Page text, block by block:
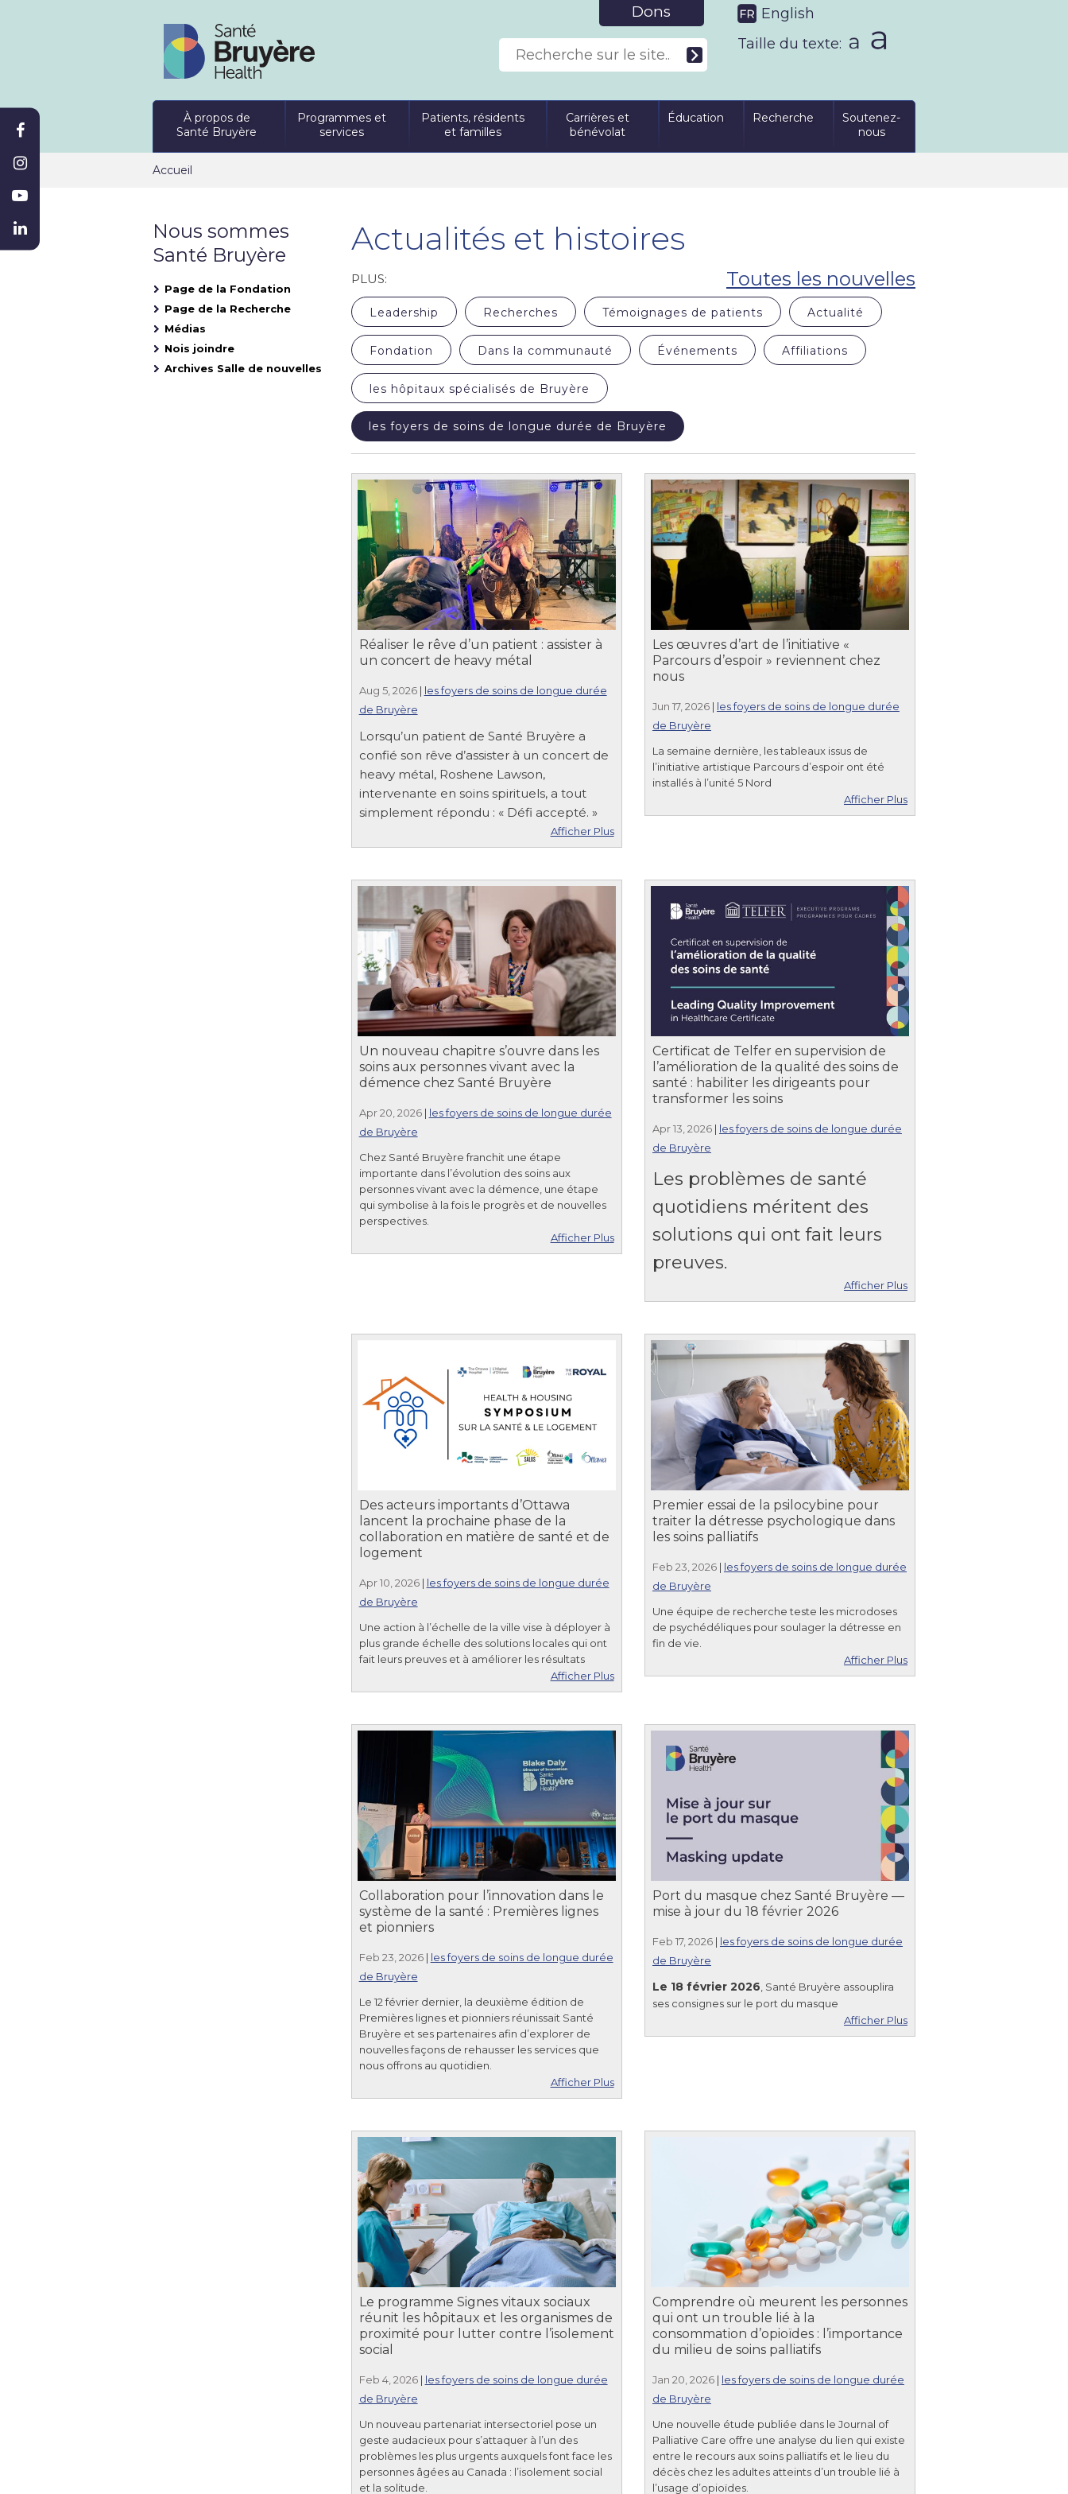
Dons
English
Taille du texte:
À propos de
Santé Bruyère
Programmes et
services
Patients, résidents
et familles
Carrières et
bénévolat
Éducation Recherche
Soutenez-
nous
Accueil
Nous sommes
Santé Bruyère
Page de la Fondation
Page de la Recherche
Médias
Nois joindre
Archives Salle de nouvelles
Actualités et histoires
Toutes les nouvelles
PLUS:
Leadership Recherches Témoignages de patients Actualité
Fondation Dans la communauté Événements Affiliations
les hôpitaux spécialisés de Bruyère
les foyers de soins de longue durée de Bruyère
Réaliser le rêve d’un patient : assister à
un concert de heavy métal
Aug 5, 2026| les foyers de soins de longue durée
de Bruyère
Lorsqu’un patient de Santé Bruyère a
confié son rêve d’assister à un concert de
heavy métal, Roshene Lawson,
intervenante en soins spirituels, a tout
simplement répondu : « Défi accepté. »
Afficher Plus
Les œuvres d’art de l’initiative «
Parcours d’espoir » reviennent chez
nous
Jun 17, 2026| les foyers de soins de longue durée
de Bruyère
La semaine dernière, les tableaux issus de
l’initiative artistique Parcours d’espoir ont été
installés à l’unité 5 Nord
Afficher Plus
Un nouveau chapitre s’ouvre dans les
soins aux personnes vivant avec la
démence chez Santé Bruyère
Apr 20, 2026| les foyers de soins de longue durée
de Bruyère
Chez Santé Bruyère franchit une étape
importante dans l’évolution des soins aux
personnes vivant avec la démence, une étape
qui symbolise à la fois le progrès et de nouvelles
perspectives.
Afficher Plus
Certificat de Telfer en supervision de
l’amélioration de la qualité des soins de
santé : habiliter les dirigeants pour
transformer les soins
Apr 13, 2026| les foyers de soins de longue durée
de Bruyère
Les problèmes de santé
quotidiens méritent des
solutions qui ont fait leurs
preuves.
Afficher Plus
Des acteurs importants d’Ottawa
lancent la prochaine phase de la
collaboration en matière de santé et de
logement
Apr 10, 2026| les foyers de soins de longue durée
de Bruyère
Une action à l’échelle de la ville vise à déployer à
plus grande échelle des solutions locales qui ont
fait leurs preuves et à améliorer les résultats
Afficher Plus
Premier essai de la psilocybine pour
traiter la détresse psychologique dans
les soins palliatifs
Feb 23, 2026| les foyers de soins de longue durée
de Bruyère
Une équipe de recherche teste les microdoses
de psychédéliques pour soulager la détresse en
fin de vie.
Afficher Plus
Collaboration pour l’innovation dans le
système de la santé : Premières lignes
et pionniers
Feb 23, 2026| les foyers de soins de longue durée
de Bruyère
Le 12 février dernier, la deuxième édition de
Premières lignes et pionniers réunissait Santé
Bruyère et ses partenaires afin d’explorer de
nouvelles façons de rehausser les services que
nous offrons au quotidien.
Afficher Plus
Port du masque chez Santé Bruyère —
mise à jour du 18 février 2026
Feb 17, 2026| les foyers de soins de longue durée
de Bruyère
Le 18 février 2026, Santé Bruyère assouplira
ses consignes sur le port du masque
Afficher Plus
Le programme Signes vitaux sociaux
réunit les hôpitaux et les organismes de
proximité pour lutter contre l’isolement
social
Feb 4, 2026| les foyers de soins de longue durée
de Bruyère
Un nouveau partenariat intersectoriel pose un
geste audacieux pour s’attaquer à l’un des
problèmes les plus urgents auxquels font face les
personnes âgées au Canada : l’isolement social
et la solitude.
Comprendre où meurent les personnes
qui ont un trouble lié à la
consommation d’opioïdes : l’importance
du milieu de soins palliatifs
Jan 20, 2026| les foyers de soins de longue durée
de Bruyère
Une nouvelle étude publiée dans le Journal of
Palliative Care offre une analyse du lien qui existe
entre le recours aux soins palliatifs et le lieu du
décès chez les adultes atteints d’un trouble lié à
l’usage d’opioïdes.